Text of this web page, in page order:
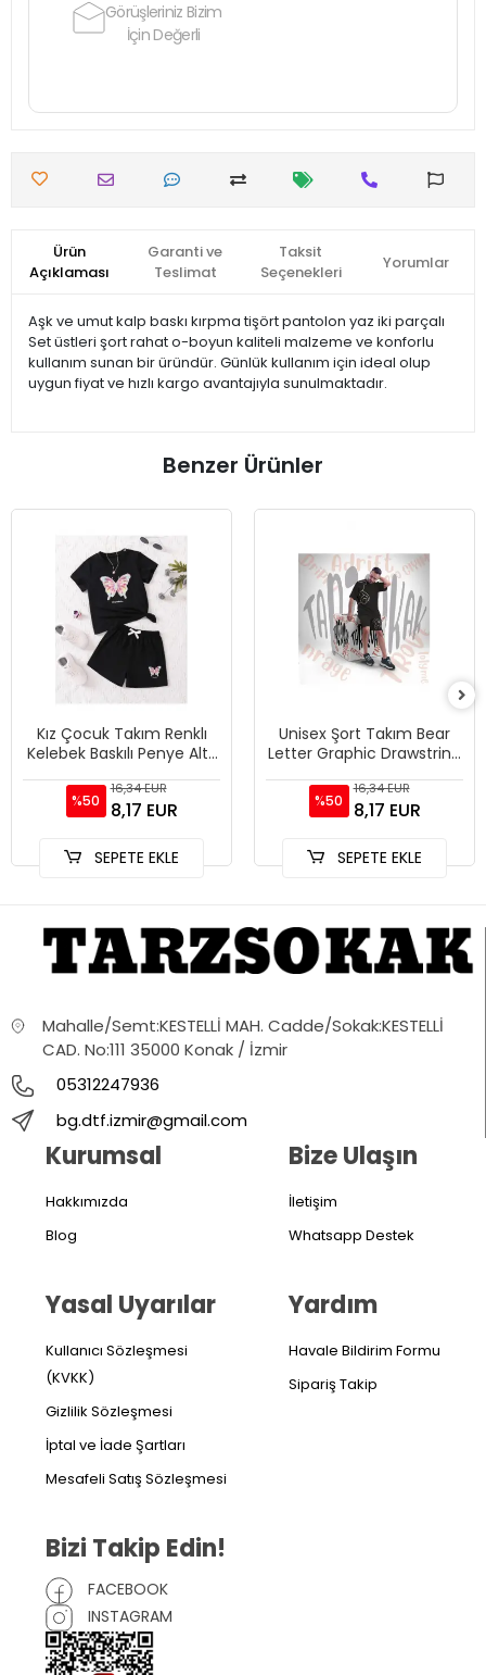
Görüşleriniz Bizim
İçin Değerli
Ürün
Açıklaması
Garanti ve
Teslimat
Taksit
Seçenekleri
Yorumlar
Aşk ve umut kalp baskı kırpma tişört pantolon yaz iki parçalı
Set üstleri şort rahat o-boyun kaliteli malzeme ve konforlu
kullanım sunan bir üründür. Günlük kullanım için ideal olup
uygun fiyat ve hızlı kargo avantajıyla sunulmaktadır.
Benzer Ürünler
Kız Çocuk Takım Renklı
Kelebek Baskılı Penye Alt-
%50
16,34 EUR
8,17 EUR
SEPETE EKLE
Unisex Şort Takım Bear
Letter Graphic Drawstring
%50
16,34 EUR
8,17 EUR
SEPETE EKLE
Mahalle/Semt:KESTELLİ MAH. Cadde/Sokak:KESTELLİ
CAD. No:111 35000 Konak / İzmir
05312247936
bg.dtf.izmir@gmail.com
Kurumsal
Hakkımızda
Blog
Yasal Uyarılar
Kullanıcı Sözleşmesi
(KVKK)
Gizlilik Sözleşmesi
İptal ve İade Şartları
Mesafeli Satış Sözleşmesi
Bize Ulaşın
İletişim
Whatsapp Destek
Yardım
Havale Bildirim Formu
Sipariş Takip
Bizi Takip Edin!
FACEBOOK
INSTAGRAM